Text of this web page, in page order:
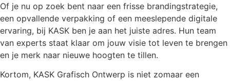
Of je nu op zoek bent naar een frisse brandingstrategie,
een opvallende verpakking of een meeslepende digitale
ervaring, bij KASK ben je aan het juiste adres. Hun team
van experts staat klaar om jouw visie tot leven te brengen
en je merk naar nieuwe hoogten te tillen.
Kortom, KASK Grafisch Ontwerp is niet zomaar een